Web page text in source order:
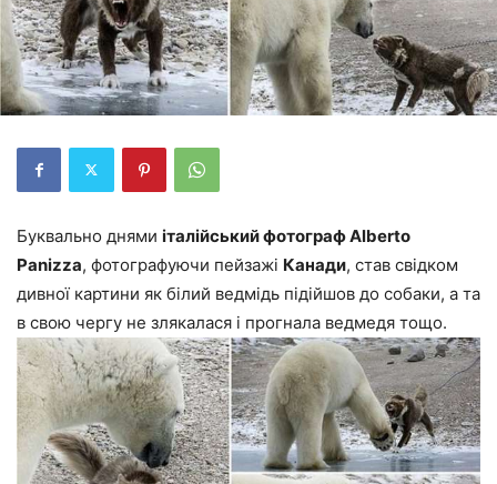
Буквально днями італійський фотограф Alberto
Panizza, фотографуючи пейзажі Канади, став свідком
дивної картини як білий ведмідь підійшов до собаки, а та
в свою чергу не злякалася і прогнала ведмедя тощо.